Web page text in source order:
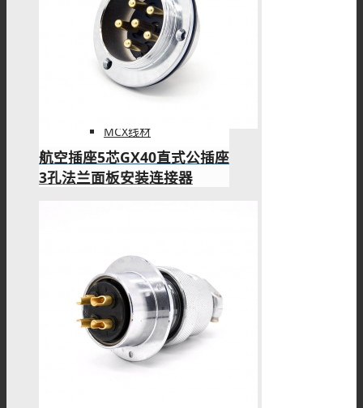
MMCX线材
MCX线材
F型线材
航空插座5芯GX40直式公插座
3孔法兰面板安装连接器